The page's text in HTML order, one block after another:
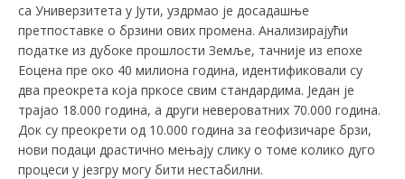
са Универзитета у Јути, уздрмао је досадашње
претпоставке о брзини ових промена. Анализирајући
податке из дубоке прошлости Земље, тачније из епохе
Еоцена пре око 40 милиона година, идентификовали су
два преокрета која пркосе свим стандардима. Један је
трајао 18.000 година, а други невероватних 70.000 година.
Док су преокрети од 10.000 година за геофизичаре брзи,
нови подаци драстично мењају слику о томе колико дуго
процеси у језгру могу бити нестабилни.